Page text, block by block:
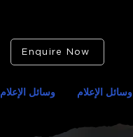
Enquire Now
وسائل الإعلام وسائل الإعلام